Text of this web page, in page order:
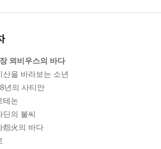
뫼비우스의 바다
산을 바라보는 소년
년의 사티안
테논
딘의 불씨
怨火의 바다